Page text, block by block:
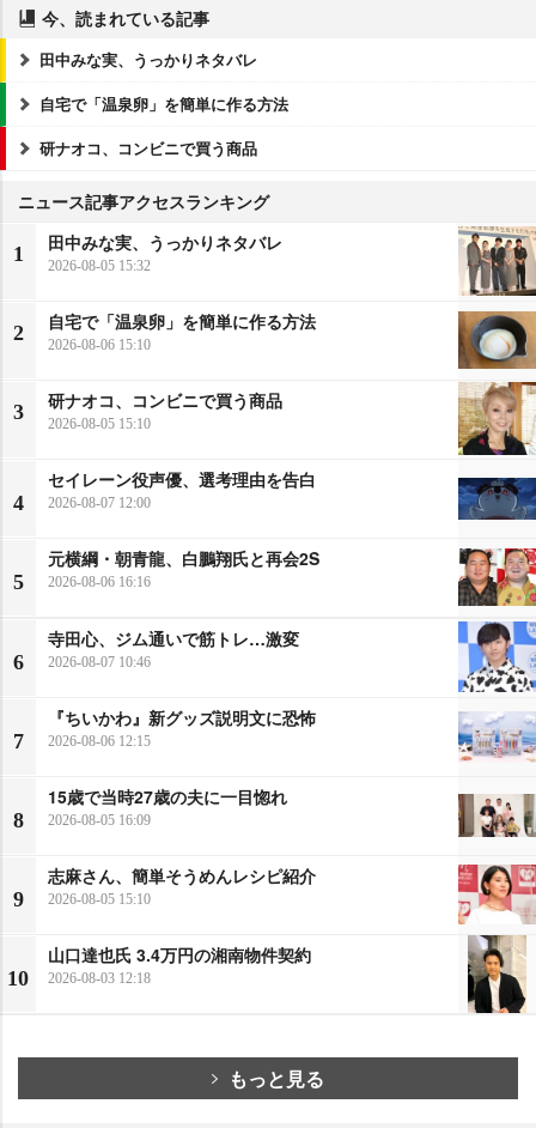
今、読まれている記事
田中みな実、うっかりネタバレ
自宅で「温泉卵」を簡単に作る方法
研ナオコ、コンビニで買う商品
ニュース記事アクセスランキング
1
田中みな実、うっかりネタバレ
2026-08-05 15:32
2
自宅で「温泉卵」を簡単に作る方法
2026-08-06 15:10
3
研ナオコ、コンビニで買う商品
2026-08-05 15:10
4
セイレーン役声優、選考理由を告白
2026-08-07 12:00
5
元横綱・朝青龍、白鵬翔氏と再会2S
2026-08-06 16:16
6
寺田心、ジム通いで筋トレ…激変
2026-08-07 10:46
7
『ちいかわ』新グッズ説明文に恐怖
2026-08-06 12:15
8
15歳で当時27歳の夫に一目惚れ
2026-08-05 16:09
9
志麻さん、簡単そうめんレシピ紹介
2026-08-05 15:10
10
山口達也氏 3.4万円の湘南物件契約
2026-08-03 12:18
もっと見る